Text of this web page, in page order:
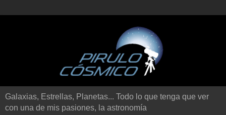
Galaxias, Estrellas, Planetas... Todo lo que tenga que ver
con una de mis pasiones, la astronomía